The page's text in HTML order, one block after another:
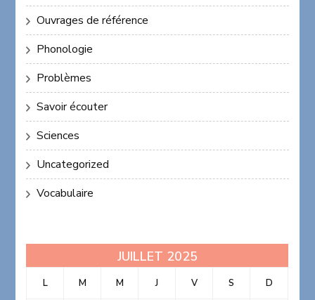
Ouvrages de référence
Phonologie
Problèmes
Savoir écouter
Sciences
Uncategorized
Vocabulaire
JUILLET 2025
L M M J V S D